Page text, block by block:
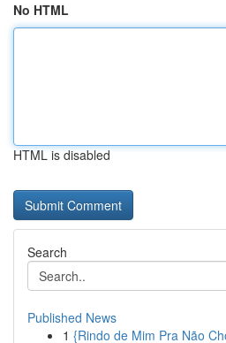
No HTML
HTML is disabled
Search
Published News
1 {Rindo de Mim Pra Não